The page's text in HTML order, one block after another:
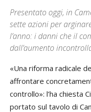
Presentato oggi, in
sette azioni per
l’anno: i danni che il
dall’aumento
«Una riforma radicale
affrontare
controllo»: l’ha chiesta
portato sul tavolo di